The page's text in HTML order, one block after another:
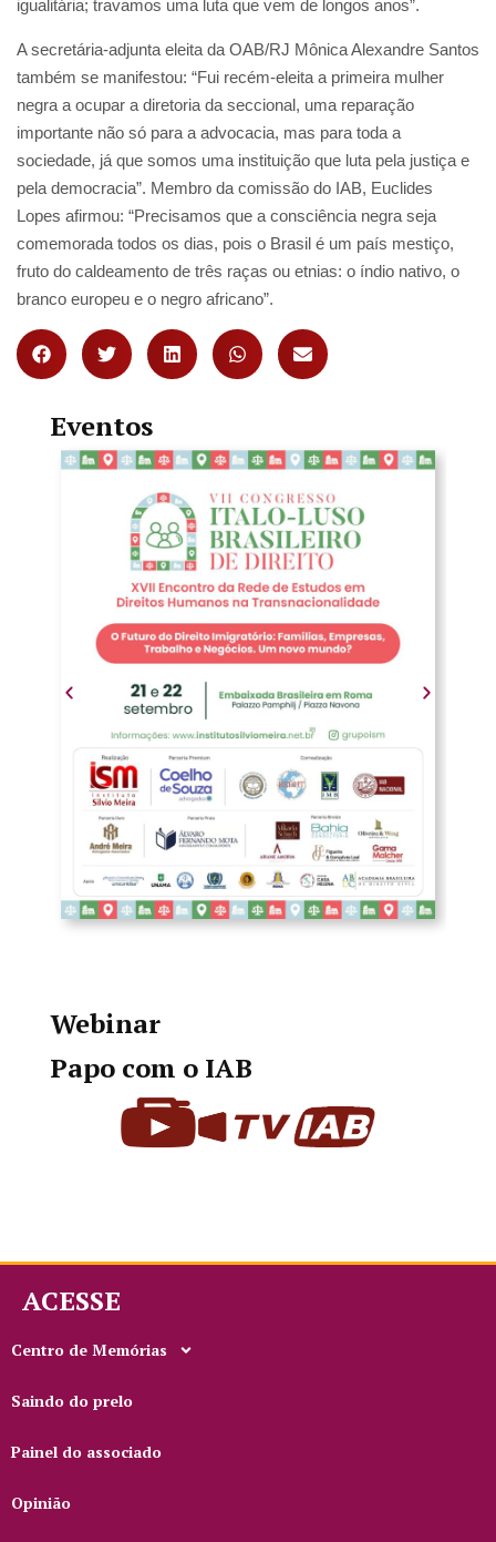
igualitária; travamos uma luta que vem de longos anos”.
A secretária-adjunta eleita da OAB/RJ Mônica Alexandre Santos
também se manifestou: “Fui recém-eleita a primeira mulher
negra a ocupar a diretoria da seccional, uma reparação
importante não só para a advocacia, mas para toda a
sociedade, já que somos uma instituição que luta pela justiça e
pela democracia”. Membro da comissão do IAB, Euclides
Lopes afirmou: “Precisamos que a consciência negra seja
comemorada todos os dias, pois o Brasil é um país mestiço,
fruto do caldeamento de três raças ou etnias: o índio nativo, o
branco europeu e o negro africano”.
Eventos
Webinar
Papo com o IAB
ACESSE
Centro de Memórias
Saindo do prelo
Painel do associado
Opinião